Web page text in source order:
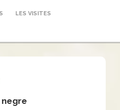
LES VISITES